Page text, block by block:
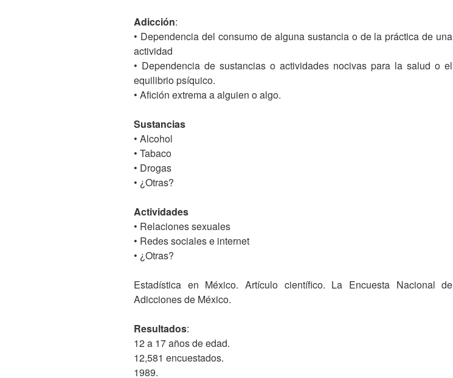
Adicción:
• Dependencia del consumo de alguna sustancia o de la práctica de una
actividad
• Dependencia de sustancias o actividades nocivas para la salud o el
equilibrio psíquico.
• Afición extrema a alguien o algo.
Sustancias
• Alcohol
• Tabaco
• Drogas
• ¿Otras?
Actividades
• Relaciones sexuales
• Redes sociales e internet
• ¿Otras?
Estadística en México. Artículo científico. La Encuesta Nacional de
Adicciones de México.
Resultados:
12 a 17 años de edad.
12,581 encuestados.
1989.